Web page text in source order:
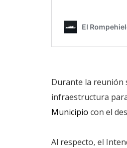
Durante la reunión
infraestructura
Municipio con el
Al respecto, el